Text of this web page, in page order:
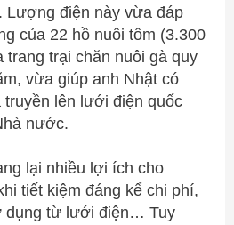
Lượng điện này vừa đáp
của 22 hồ nuôi tôm (3.300
trang trại chăn nuôi gà quy
vừa giúp anh Nhật có
lên lưới điện quốc
nước.
lại nhiều lợi ích cho
tiết kiệm đáng kể chi phí,
dụng từ lưới điện… Tuy